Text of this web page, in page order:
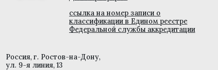
ссылка на номер записи о
классификации в Едином реестре
Федеральной службы аккредитации
Россия, г. Ростов-на-Дону,
ул. 9-я линия, 13